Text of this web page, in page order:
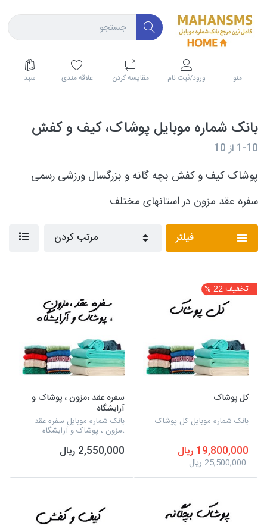
منو ورود/ثبت نام مقايسه كردن علاقه مندی سبد
بانک شماره موبایل پوشاک، کیف و کفش
1-10 از10
پوشاک کیف و کفش بچه گانه و بزرگسال ورزشی رسمی
سفره عقد مزون در استانهای مختلف
فیلتر مرتب کردن
تخفیف 22 %
کل پوشاک
بانک شماره موبایل کل پوشاک
19,800,000 ریال
25,500,000 ریال
سفره عقد ،مزون ، پوشاک و
آرایشگاه
بانک شماره موبایل سفره عقد
،مزون ، پوشاک و آرایشگاه
2,550,000 ریال